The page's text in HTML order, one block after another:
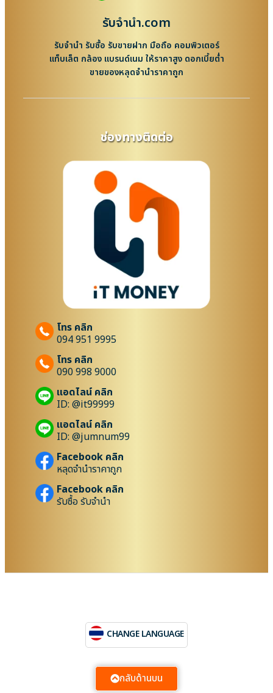
รับจํานํา.com
รับจำนำ รับซื้อ รับขายฝาก มือถือ คอมพิวเตอร์
แท็บเล็ต กล้อง แบรนด์เนม ให้ราคาสูง ดอกเบี้ยต่ำ
ขายของหลุดจำนำราคาถูก
ช่องทางติดต่อ
โทร คลิก
094 951 9995
โทร คลิก
090 998 9000
แอดไลน์ คลิก
ID: @it99999
แอดไลน์ คลิก
ID: @jumnum99
Facebook คลิก
หลุดจำนำราคาถูก
Facebook คลิก
รับซื้อ รับจำนำ
CHANGE LANGUAGE
กลับด้านบน